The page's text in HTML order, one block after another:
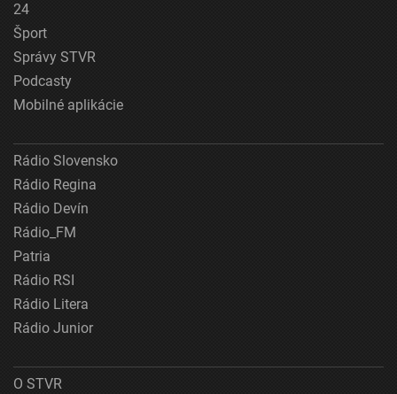
24
Šport
Správy STVR
Podcasty
Mobilné aplikácie
Rádio Slovensko
Rádio Regina
Rádio Devín
Rádio_FM
Patria
Rádio RSI
Rádio Litera
Rádio Junior
O STVR